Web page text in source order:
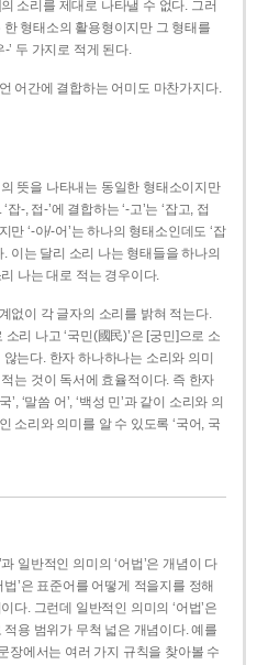
소리를 제대로 나타낼 수 없다. 그러
한 형태소의 활용형이지만 그 형태를
-’ 두 가지로 적게 된다.
어간에 결합하는 어미도 마찬가지다.
의 뜻을 나타내는 동일한 형태소이지만
-, 접-’에 결합하는 ‘-고’는 ‘잡고, 접
만 ‘-아/-어’는 하나의 형태소인데도 ‘잡
이는 달리 소리 나는 형태들을 하나의
나는 대로 적는 경우이다.
없이 각 글자의 소리를 밝혀 적는다.
리 나고 ‘국민(國民)’은 [궁민]으로 소
않는다. 한자 하나하나는 소리와 의미
는 것이 독서에 효율적이다. 즉 한자
’, ‘말씀 어’, ‘백성 민’과 같이 소리와 의
소리와 의미를 알 수 있도록 ‘국어, 국
일반적인 의미의 ‘어법’은 개념이 다
’은 표준어를 어떻게 적을지를 정해
다. 그런데 일반적인 의미의 ‘어법’은
적용 범위가 무척 넓은 개념이다. 예를
장에서는 여러 가지 규칙을 찾아볼 수